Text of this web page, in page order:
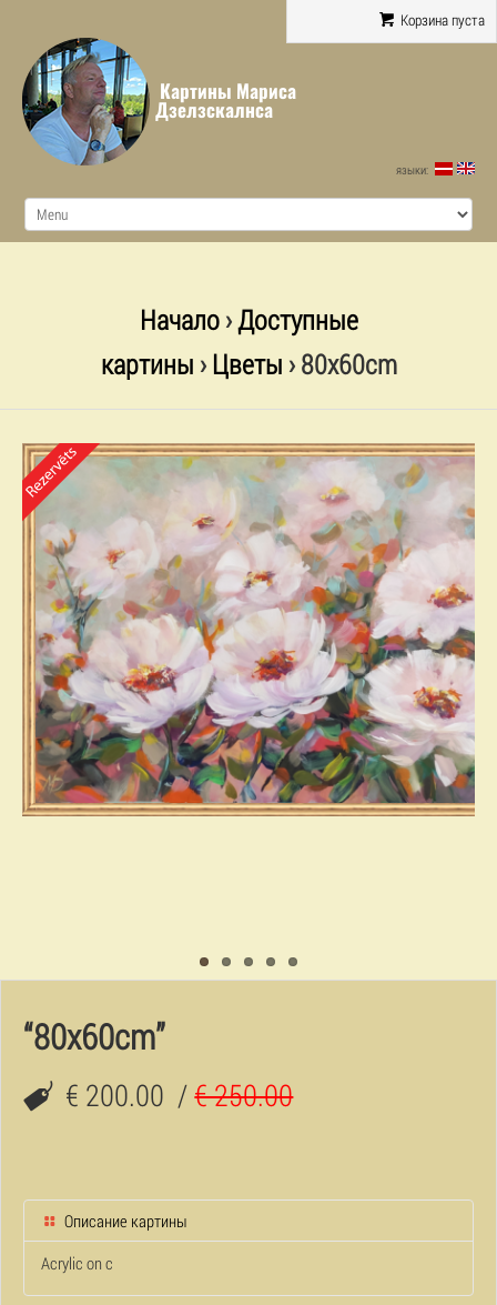
Корзина пуста
Картины Мариса
Дзелзскалнса
языки:
Начало›Доступные
картины ›Цветы › 80x60cm
“80x60cm”
€ 200.00 /€ 250.00
Описание картины
Acrylic on c